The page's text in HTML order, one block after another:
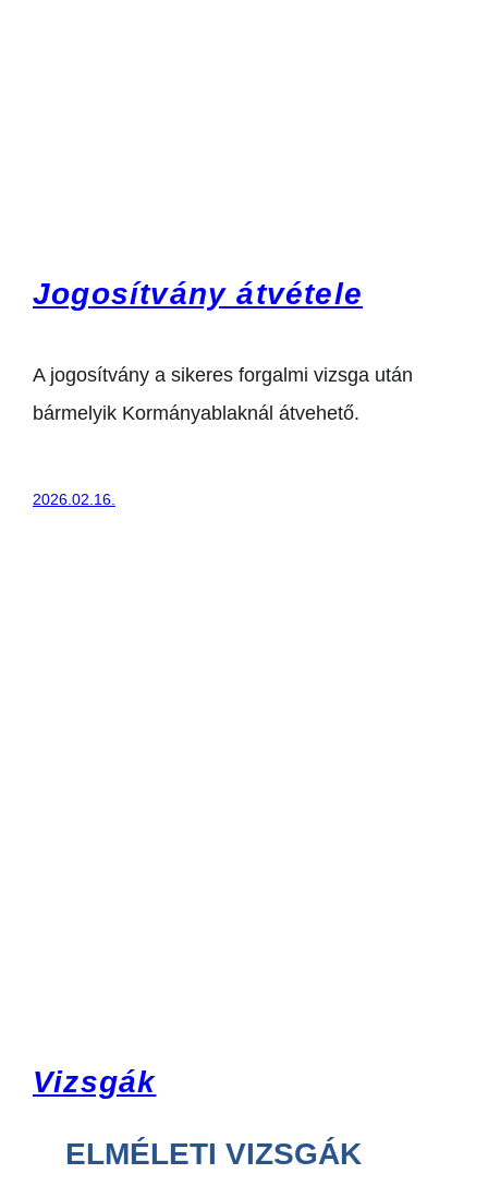
Jogosítvány átvétele
A jogosítvány a sikeres forgalmi vizsga után
bármelyik Kormányablaknál átvehető.
2026.02.16.
Vizsgák
ELMÉLETI VIZSGÁK